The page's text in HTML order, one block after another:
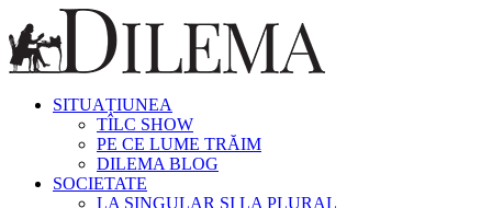
SITUAȚIUNEA
TÎLC SHOW
PE CE LUME TRĂIM
DILEMA BLOG
SOCIETATE
LA SINGULAR ȘI LA PLURAL